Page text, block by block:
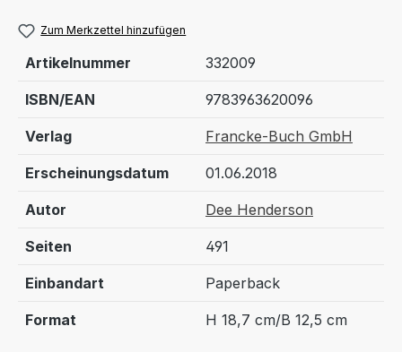
Zum Merkzettel hinzufügen
Artikelnummer 332009
ISBN/EAN 9783963620096
Verlag Francke-Buch GmbH
Erscheinungsdatum 01.06.2018
Autor Dee Henderson
Seiten 491
Einbandart Paperback
Format H 18,7 cm/B 12,5 cm